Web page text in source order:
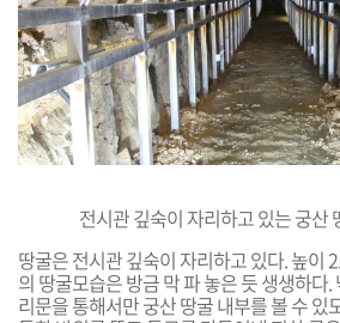
전시관 깊숙이 자리하고 있는 궁
땅굴은 전시관 깊숙이 자리하고 있다. 높이
의 땅굴모습은 방금 막 파 놓은 듯 생생하다
리문을 통해서만 궁산 땅굴 내부를 볼 수 있